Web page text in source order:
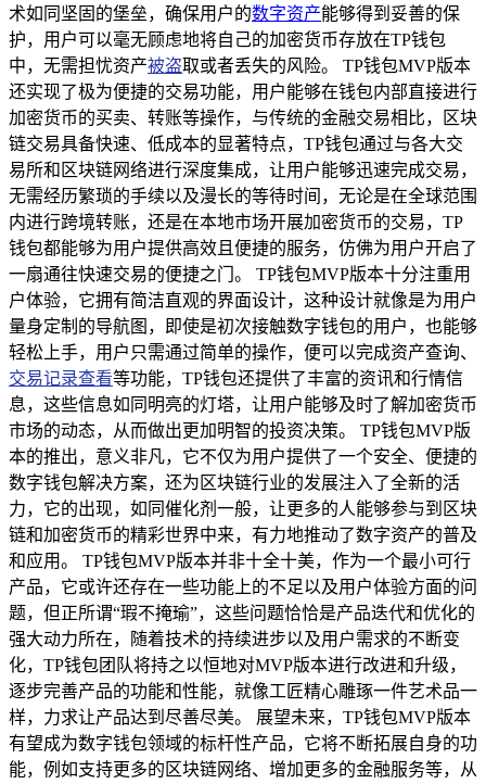
术如同坚固的堡垒，确保用户的数字资产能够得到妥善的保
护，用户可以毫无顾虑地将自己的加密货币存放在TP钱包
中，无需担忧资产被盗取或者丢失的风险。 TP钱包MVP版本
还实现了极为便捷的交易功能，用户能够在钱包内部直接进行
加密货币的买卖、转账等操作，与传统的金融交易相比，区块
链交易具备快速、低成本的显著特点，TP钱包通过与各大交
易所和区块链网络进行深度集成，让用户能够迅速完成交易，
无需经历繁琐的手续以及漫长的等待时间，无论是在全球范围
内进行跨境转账，还是在本地市场开展加密货币的交易，TP
钱包都能够为用户提供高效且便捷的服务，仿佛为用户开启了
一扇通往快速交易的便捷之门。 TP钱包MVP版本十分注重用
户体验，它拥有简洁直观的界面设计，这种设计就像是为用户
量身定制的导航图，即使是初次接触数字钱包的用户，也能够
轻松上手，用户只需通过简单的操作，便可以完成资产查询、
交易记录查看等功能，TP钱包还提供了丰富的资讯和行情信
息，这些信息如同明亮的灯塔，让用户能够及时了解加密货币
市场的动态，从而做出更加明智的投资决策。 TP钱包MVP版
本的推出，意义非凡，它不仅为用户提供了一个安全、便捷的
数字钱包解决方案，还为区块链行业的发展注入了全新的活
力，它的出现，如同催化剂一般，让更多的人能够参与到区块
链和加密货币的精彩世界中来，有力地推动了数字资产的普及
和应用。 TP钱包MVP版本并非十全十美，作为一个最小可行
产品，它或许还存在一些功能上的不足以及用户体验方面的问
题，但正所谓“瑕不掩瑜”，这些问题恰恰是产品迭代和优化的
强大动力所在，随着技术的持续进步以及用户需求的不断变
化，TP钱包团队将持之以恒地对MVP版本进行改进和升级，
逐步完善产品的功能和性能，就像工匠精心雕琢一件艺术品一
样，力求让产品达到尽善尽美。 展望未来，TP钱包MVP版本
有望成为数字钱包领域的标杆性产品，它将不断拓展自身的功
能，例如支持更多的区块链网络、增加更多的金融服务等，从